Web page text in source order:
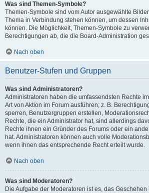
Was sind Themen-Symbole?
Themen-Symbole sind vom Autor ausgewählte
Thema in Verbindung stehen können, um dessen
können. Die Möglichkeit, Themen-Symbole zu
Berechtigungen ab, die die Board-Administration
Nach oben
Benutzer-Stufen und Gruppen
Was sind Administratoren?
Administratoren haben die umfassendsten Rechte
Art von Aktion im Forum ausführen; z. B.
sperren, Benutzergruppen erstellen,
Rechte, die ein Administrator hat, sind allerdings
Rechte ihnen ein Gründer des Forums oder ein
hat. Administratoren können auch volle
wenn ihnen das entsprechende Recht erteilt wurde.
Nach oben
Was sind Moderatoren?
Die Aufgabe der Moderatoren ist es, das